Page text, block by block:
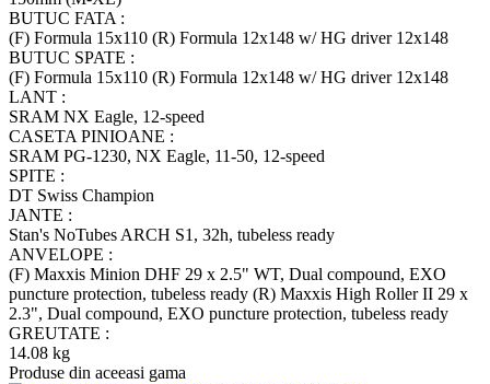
BUTUC FATA :
(F) Formula 15x110 (R) Formula 12x148 w/ HG driver 12x148
BUTUC SPATE :
(F) Formula 15x110 (R) Formula 12x148 w/ HG driver 12x148
LANT :
SRAM NX Eagle, 12-speed
CASETA PINIOANE :
SRAM PG-1230, NX Eagle, 11-50, 12-speed
SPITE :
DT Swiss Champion
JANTE :
Stan's NoTubes ARCH S1, 32h, tubeless ready
ANVELOPE :
(F) Maxxis Minion DHF 29 x 2.5" WT, Dual compound, EXO
puncture protection, tubeless ready (R) Maxxis High Roller II 29 x
2.3", Dual compound, EXO puncture protection, tubeless ready
GREUTATE :
14.08 kg
Produse din aceeasi gama